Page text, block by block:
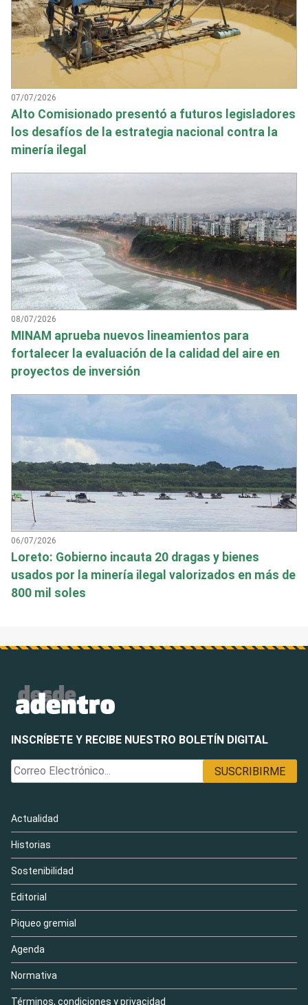
07/07/2026
Alto Comisionado presentó a futuros legisladores
los desafíos de la estrategia nacional contra la
minería ilegal
08/07/2026
MINAM aprueba nuevos lineamientos para
fortalecer la evaluación de la calidad del aire en
proyectos de inversión
06/07/2026
Loreto: Gobierno incauta 20 dragas y bienes
usados por la minería ilegal valorizados en más de
800 mil soles
INSCRÍBETE Y RECIBE NUESTRO BOLETÍN DIGITAL
Actualidad
Historias
Sostenibilidad
Editorial
Piqueo gremial
Agenda
Normativa
Términos, condiciones y privacidad